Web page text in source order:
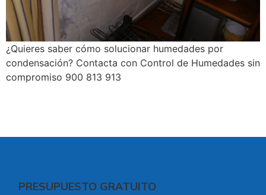
¿Quieres saber cómo solucionar humedades por
condensación? Contacta con Control de Humedades sin
compromiso 900 813 913
PRESUPUESTO GRATUITO